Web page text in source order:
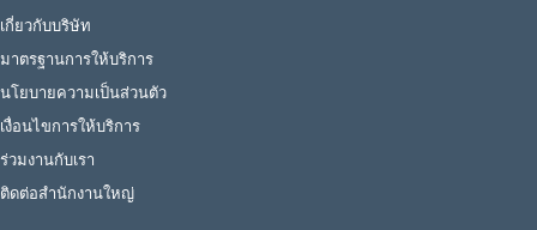
เกี่ยวกับบริษัท
มาตรฐานการให้บริการ
นโยบายความเป็นส่วนตัว
เงื่อนไขการให้บริการ
ร่วมงานกับเรา
ติดต่อสำนักงานใหญ่